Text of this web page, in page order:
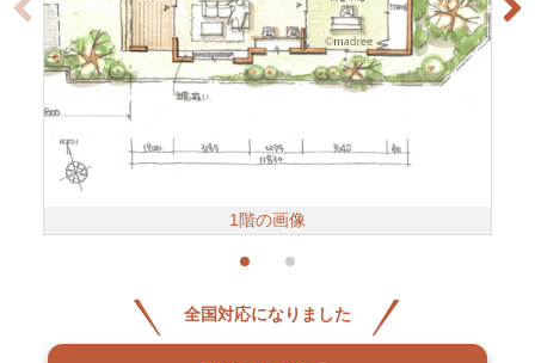
1階の画像
全国対応になりました